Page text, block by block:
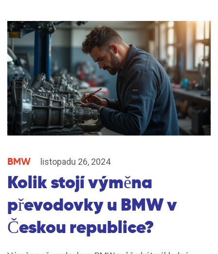
BMW listopadu 26, 2024
Kolik stojí výměna
převodovky u BMW v
Českou republice?